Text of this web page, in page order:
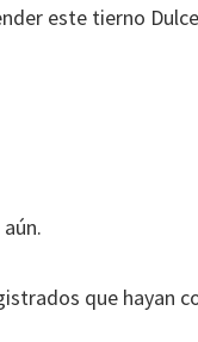
este tierno
que hayan